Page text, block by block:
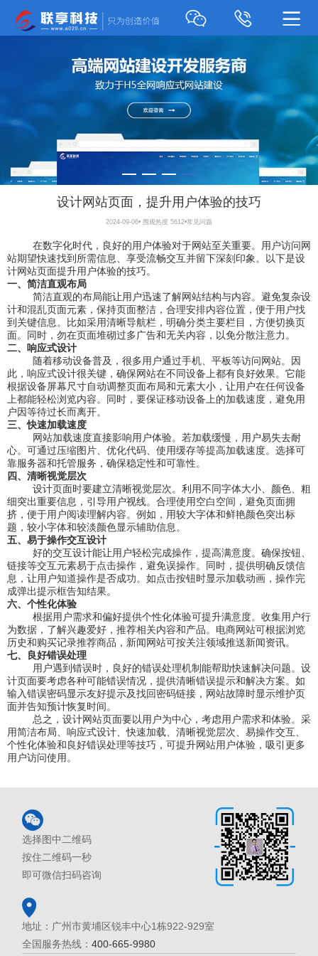
设计网站页面，提升用户体验的技巧
2024-09-06• 围观热度 5612•常见问题
在数字化时代，良好的用户体验对于网站至关重要。用户访问网
站期望快速找到所需信息、享受流畅交互并留下深刻印象。以下是设
计网站页面提升用户体验的技巧。
一、简洁直观布局
简洁直观的布局能让用户迅速了解网站结构与内容。避免复杂设
计和混乱页面元素，保持页面整洁，合理安排内容位置，便于用户找
到关键信息。比如采用清晰导航栏，明确分类主要栏目，方便切换页
面。同时，勿在页面堆砌过多广告和无关内容，以免分散注意力。
二、响应式设计
随着移动设备普及，很多用户通过手机、平板等访问网站。因
此，响应式设计很关键，确保网站在不同设备上都有良好效果。它能
根据设备屏幕尺寸自动调整页面布局和元素大小，让用户在任何设备
上都能轻松浏览内容。同时，要保证移动设备上的加载速度，避免用
户因等待过长而离开。
三、快速加载速度
网站加载速度直接影响用户体验。若加载缓慢，用户易失去耐
心。可通过压缩图片、优化代码、使用缓存等提高加载速度。选择可
靠服务器和托管服务，确保稳定性和可靠性。
四、清晰视觉层次
设计页面时要建立清晰视觉层次。利用不同字体大小、颜色、粗
细突出重要信息，引导用户视线。合理使用空白空间，避免页面拥
挤，便于用户阅读理解内容。例如，用较大字体和鲜艳颜色突出标
题，较小字体和较淡颜色显示辅助信息。
五、易于操作交互设计
好的交互设计能让用户轻松完成操作，提高满意度。确保按钮、
链接等交互元素易于点击操作，避免误操作。同时，提供明确反馈信
息，让用户知道操作是否成功。如点击按钮时显示加载动画，操作完
成弹出提示框告知结果。
六、个性化体验
根据用户需求和偏好提供个性化体验可提升满意度。收集用户行
为数据，了解兴趣爱好，推荐相关内容和产品。电商网站可根据浏览
历史和购买记录推荐商品，新闻网站可按关注领域推送新闻资讯。
七、良好错误处理
用户遇到错误时，良好的错误处理机制能帮助快速解决问题。设
计页面要考虑各种可能错误情况，提供清晰错误提示和解决方案。如
输入错误密码显示友好提示及找回密码链接，网站故障时显示维护页
面并告知预计恢复时间。
总之，设计网站页面要以用户为中心，考虑用户需求和体验。采
用简洁布局、响应式设计、快速加载、清晰视觉层次、易操作交互、
个性化体验和良好错误处理等技巧，可提升网站用户体验，吸引更多
用户访问使用。
选择图中二维码
按住二维码一秒
即可微信扫码咨询
地址：广州市黄埔区锐丰中心1栋922-929室
全国服务热线： 400-665-9980